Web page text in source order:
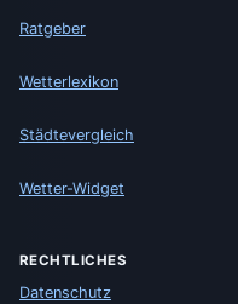
Ratgeber
Wetterlexikon
Städtevergleich
Wetter-Widget
RECHTLICHES
Datenschutz